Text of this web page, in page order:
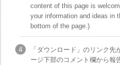
content of this page is
your information and ideas in
bottom of the page.)
「ダウンロード」のリンク
ージ下部のコメント欄から報